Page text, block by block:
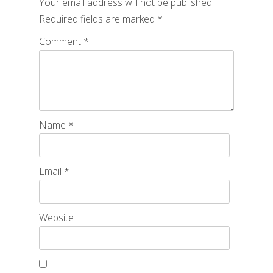
Required fields are marked *
Comment *
Name *
Email *
Website